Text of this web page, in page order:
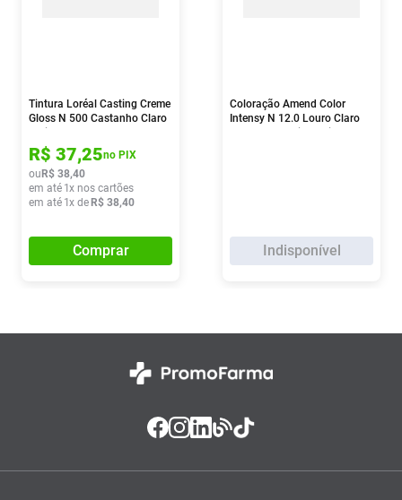
Tintura Loréal Casting Creme
Gloss N 500 Castanho Claro
R$ 37,25no PIX
ou R$ 38,40
em até 1x nos cartões
em até 1x de R$ 38,40
Comprar
Coloração Amend Color
Intensy N 12.0 Louro Claro
Indisponível